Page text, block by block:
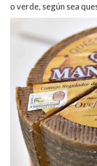
o verde, según sea